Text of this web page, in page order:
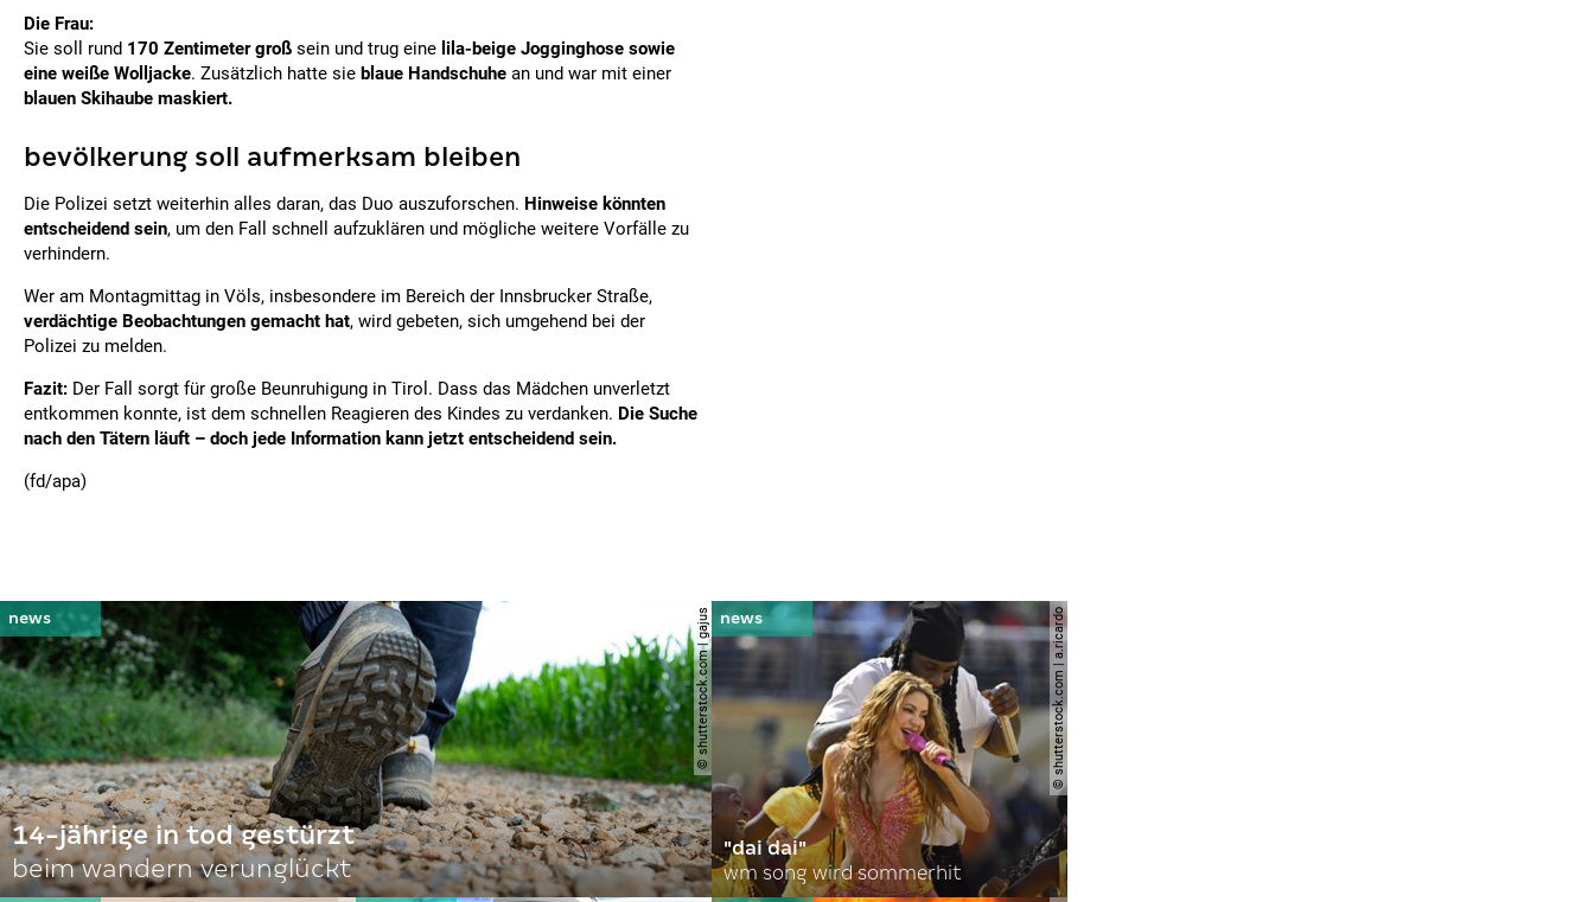
Die Frau:
Sie soll rund 170 Zentimeter groß sein und trug eine lila-beige Jogginghose sowie
eine weiße Wolljacke. Zusätzlich hatte sie blaue Handschuhe an und war mit einer
blauen Skihaube maskiert.
bevölkerung soll aufmerksam bleiben
Die Polizei setzt weiterhin alles daran, das Duo auszuforschen. Hinweise könnten
entscheidend sein, um den Fall schnell aufzuklären und mögliche weitere Vorfälle zu
verhindern.
Wer am Montagmittag in Völs, insbesondere im Bereich der Innsbrucker Straße,
verdächtige Beobachtungen gemacht hat, wird gebeten, sich umgehend bei der
Polizei zu melden.
Fazit: Der Fall sorgt für große Beunruhigung in Tirol. Dass das Mädchen unverletzt
entkommen konnte, ist dem schnellen Reagieren des Kindes zu verdanken. Die Suche
nach den Tätern läuft – doch jede Information kann jetzt entscheidend sein.
(fd/apa)
© shutterstock.com | gajus
14-jährige in tod gestürzt
beim wandern verunglückt
© shutterstock.com | a.ricardo
"dai dai"
wm song wird sommerhit